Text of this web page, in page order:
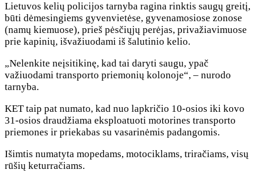
Lietuvos kelių policijos tarnyba ragina rinktis saugų greitį,
būti dėmesingiems gyvenvietėse, gyvenamosiose zonose
(namų kiemuose), prieš pėsčiųjų perėjas, privažiavimuose
prie kapinių, išvažiuodami iš šalutinio kelio.
„Nelenkite neįsitikinę, kad tai daryti saugu, ypač
važiuodami transporto priemonių kolonoje“, – nurodo
tarnyba.
KET taip pat numato, kad nuo lapkričio 10-osios iki kovo
31-osios draudžiama eksploatuoti motorines transporto
priemones ir priekabas su vasarinėmis padangomis.
Išimtis numatyta mopedams, motociklams, triračiams, visų
rūšių keturračiams.